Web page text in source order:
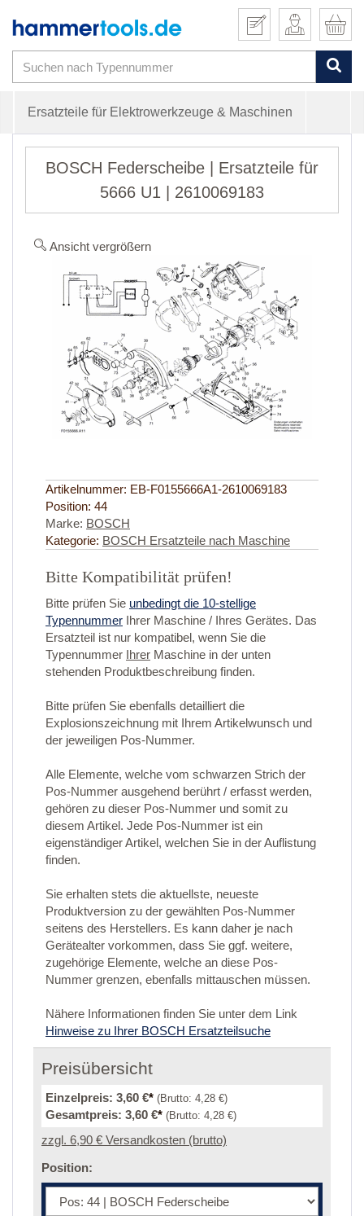
Ersatzteile für Elektrowerkzeuge & Maschinen
BOSCH Federscheibe | Ersatzteile für
5666 U1 | 2610069183
Ansicht vergrößern
Artikelnummer: EB-F0155666A1-2610069183
Position: 44
Marke: BOSCH
Kategorie: BOSCH Ersatzteile nach Maschine
Bitte Kompatibilität prüfen!
Bitte prüfen Sie unbedingt die 10-stellige
Typennummer Ihrer Maschine / Ihres Gerätes. Das
Ersatzteil ist nur kompatibel, wenn Sie die
Typennummer Ihrer Maschine in der unten
stehenden Produktbeschreibung finden.
Bitte prüfen Sie ebenfalls detailliert die
Explosionszeichnung mit Ihrem Artikelwunsch und
der jeweiligen Pos-Nummer.
Alle Elemente, welche vom schwarzen Strich der
Pos-Nummer ausgehend berührt / erfasst werden,
gehören zu dieser Pos-Nummer und somit zu
diesem Artikel. Jede Pos-Nummer ist ein
eigenständiger Artikel, welchen Sie in der Auflistung
finden.
Sie erhalten stets die aktuellste, neueste
Produktversion zu der gewählten Pos-Nummer
seitens des Herstellers. Es kann daher je nach
Gerätealter vorkommen, dass Sie ggf. weitere,
zugehörige Elemente, welche an diese Pos-
Nummer grenzen, ebenfalls mittauschen müssen.
Nähere Informationen finden Sie unter dem Link
Hinweise zu Ihrer BOSCH Ersatzteilsuche
Preisübersicht
Einzelpreis: 3,60 €* (Brutto: 4,28 €)
Gesamtpreis: 3,60 €* (Brutto: 4,28 €)
zzgl. 6,90 € Versandkosten (brutto)
Position: